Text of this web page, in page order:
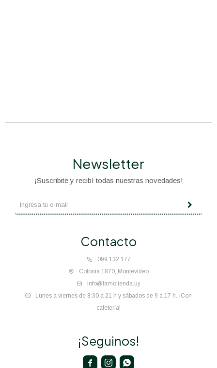
Contacto
099 132 177
Colonia 1870, Montevideo
info@lamolienda.uy
Lunes a viernes de 8:30 a 21 h y sábados de 9 a 17 h. ¡Con
cafetería!
Newsletter
¡Suscribite y recibí todas nuestras novedades!
¡Seguinos!
  